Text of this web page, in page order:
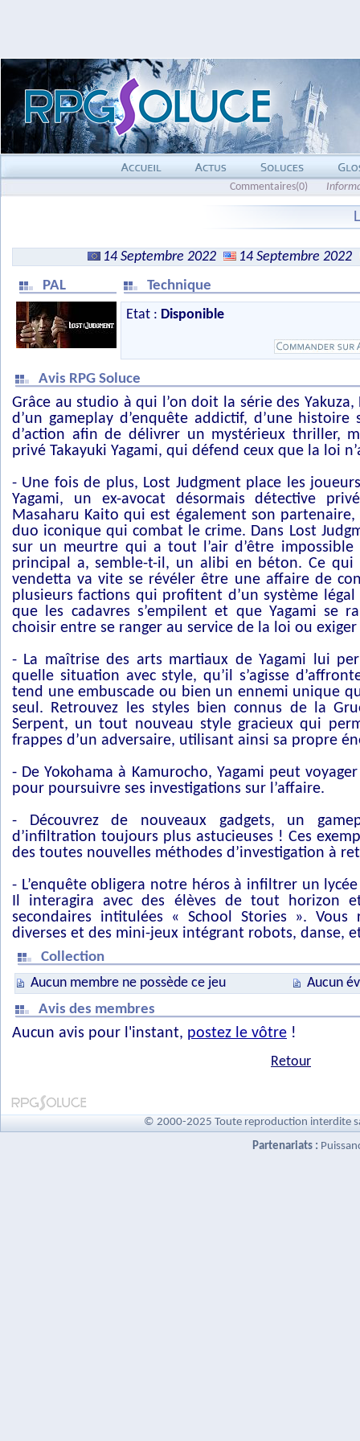
Commentaires(0)
14 Septembre 2022
14 Septembre 2022
PAL
Technique
Etat : Disponible
Avis RPG Soluce
Grâce au studio à qui l’on doit la série des
d’un gameplay d’enquête addictif, d’une
d’action afin de délivrer un mystérieux thriller,
privé Takayuki Yagami, qui défend ceux que la loi
- Une fois de plus, Lost Judgment place les
Yagami, un ex-avocat désormais détective
Masaharu Kaito qui est également son
duo iconique qui combat le crime. Dans Lost
sur un meurtre qui a tout l’air d’être
principal a, semble-t-il, un alibi en béton. Ce qui
vendetta va vite se révéler être une affaire de
plusieurs factions qui profitent d’un système
que les cadavres s’empilent et que Yagami se
choisir entre se ranger au service de la loi ou
- La maîtrise des arts martiaux de Yagami lui
quelle situation avec style, qu’il s’agisse
tend une embuscade ou bien un ennemi unique
seul. Retrouvez les styles bien connus de la
Serpent, un tout nouveau style gracieux qui
frappes d’un adversaire, utilisant ainsi sa propre
- De Yokohama à Kamurocho, Yagami peut
pour poursuivre ses investigations sur l’affaire.
- Découvrez de nouveaux gadgets, un
d’infiltration toujours plus astucieuses ! Ces
des toutes nouvelles méthodes d’investigation à
- L’enquête obligera notre héros à infiltrer un
Il interagira avec des élèves de tout horizon
secondaires intitulées « School Stories ». Vous
diverses et des mini-jeux intégrant robots, danse,
Collection
Aucun membre ne possède ce jeu
Aucun
Avis des membres
Aucun avis pour l'instant, postez le vôtre !
Retour
© 2000-2025 Toute reproduction interdite
Partenariats :